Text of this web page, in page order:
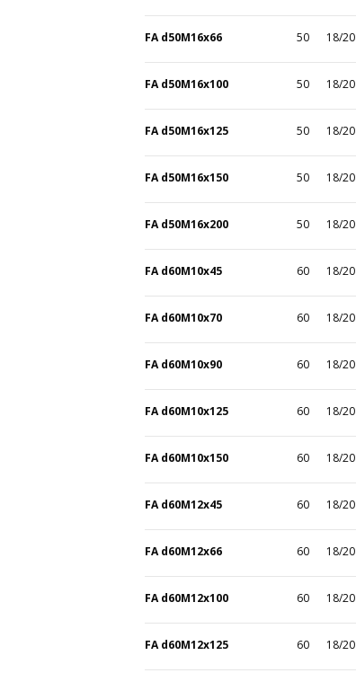
FA d50M16x66 50 18/20
FA d50M16x100 50 18/20
FA d50M16x125 50 18/20
FA d50M16x150 50 18/20
FA d50M16x200 50 18/20
FA d60M10x45 60 18/20
FA d60M10x70 60 18/20
FA d60M10x90 60 18/20
FA d60M10x125 60 18/20
FA d60M10x150 60 18/20
FA d60M12x45 60 18/20
FA d60M12x66 60 18/20
FA d60M12x100 60 18/20
FA d60M12x125 60 18/20